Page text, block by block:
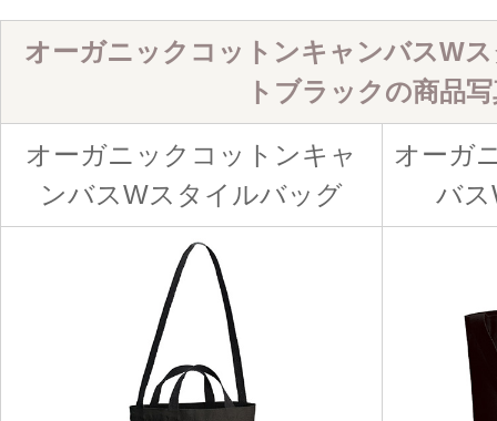
オーガニックコットンキャンバスW
トブラックの商品
オーガニックコットンキャ
ンバスWスタイルバッグ
オーガ
バ